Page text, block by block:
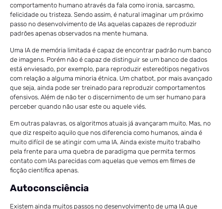
comportamento humano através da fala como ironia, sarcasmo,
felicidade ou tristeza. Sendo assim, é natural imaginar um próximo
passo no desenvolvimento de IAs aquelas capazes de reproduzir
padrões apenas observados na mente humana.
Uma IA de memória limitada é capaz de encontrar padrão num banco
de imagens. Porém não é capaz de distinguir se um banco de dados
está enviesado, por exemplo, para reproduzir estereótipos negativos
com relação a alguma minoria étnica. Um chatbot, por mais avançado
que seja, ainda pode ser treinado para reproduzir comportamentos
ofensivos. Além de não ter o discernimento de um ser humano para
perceber quando não usar este ou aquele viés.
Em outras palavras, os algoritmos atuais já avançaram muito. Mas, no
que diz respeito aquilo que nos diferencia como humanos, ainda é
muito difícil de se atingir com uma IA. Ainda existe muito trabalho
pela frente para uma quebra de paradigma que permita termos
contato com IAs parecidas com aquelas que vemos em filmes de
ficção científica apenas.
Autoconsciência
Existem ainda muitos passos no desenvolvimento de uma IA que